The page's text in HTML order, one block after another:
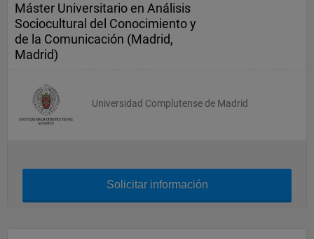
Máster Universitario en Análisis
Sociocultural del Conocimiento y
de la Comunicación (Madrid,
Madrid)
Universidad Complutense de Madrid
Solicitar información